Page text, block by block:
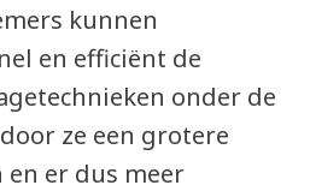
kunnen
en efficiënt de
onder de
ze een grotere
er dus meer